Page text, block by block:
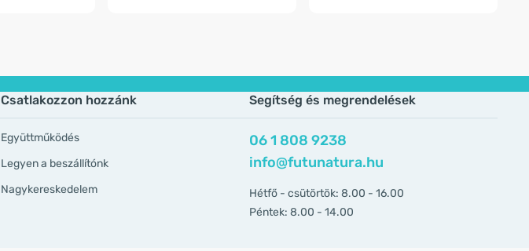
Csatlakozzon hozzánk
Együttműködés
Legyen a beszállítónk
Nagykereskedelem
Segítség és megrendelések
06 1 808 9238
info@futunatura.hu
Hétfő - csütörtök: 8.00 - 16.00
Péntek: 8.00 - 14.00